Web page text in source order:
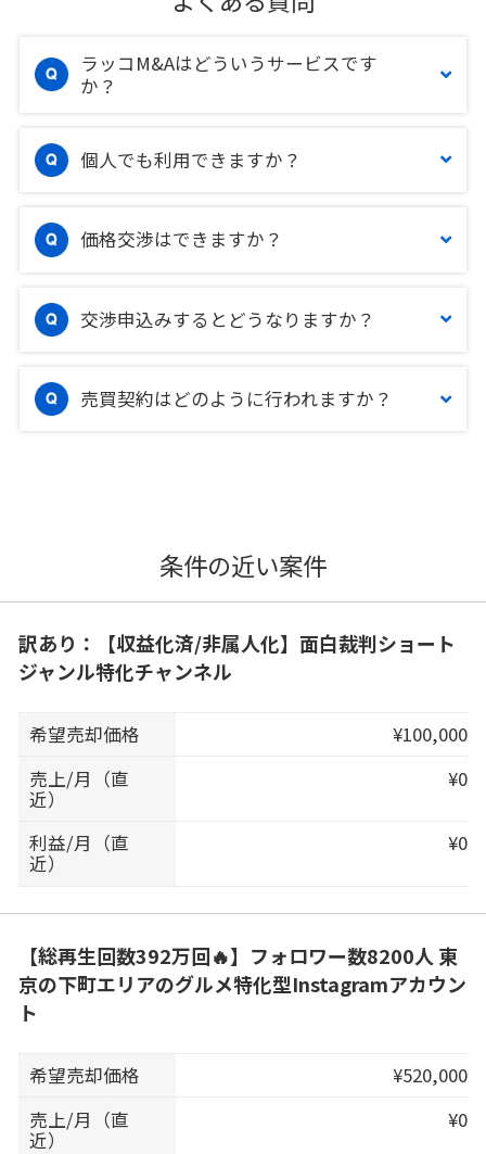
ラッコM&Aはどういうサービスです
か？
個人でも利用できますか？
価格交渉はできますか？
交渉申込みするとどうなりますか？
売買契約はどのように行われますか？
条件の近い案件
訳あり：【収益化済/非属人化】面白裁判ショート
ジャンル特化チャンネル
希望売却価格
¥100,000
売上/月（直
近）
¥0
利益/月（直
近）
¥0
【総再生回数392万回🔥】フォロワー数8200人 東
京の下町エリアのグルメ特化型Instagramアカウン
ト
希望売却価格
¥520,000
売上/月（直
近）
¥0